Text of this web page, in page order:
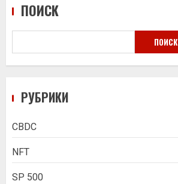
ПОИСК
ПОИСК
РУБРИКИ
CBDC
NFT
SP 500